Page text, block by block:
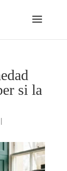
si la